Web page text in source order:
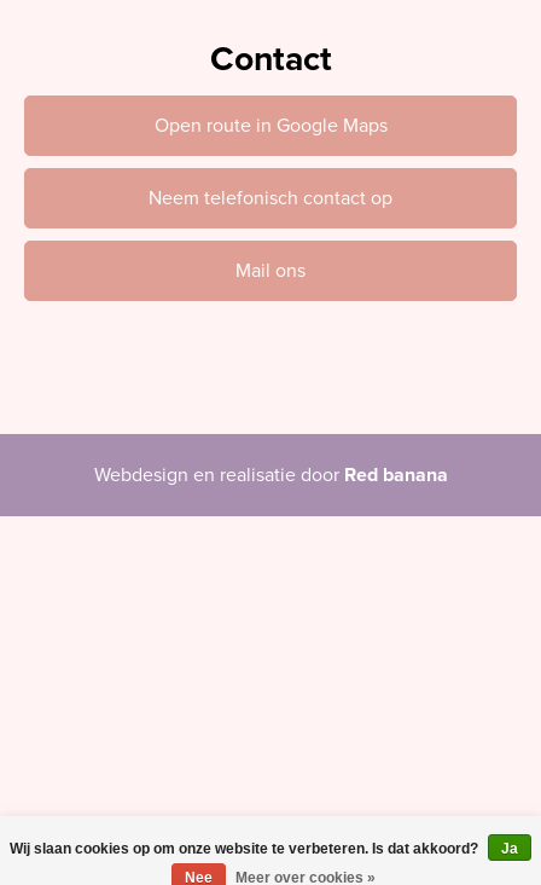
Contact
Open route in Google Maps
Neem telefonisch contact op
Mail ons
Webdesign en realisatie door Red banana
Wij slaan cookies op om onze website te verbeteren. Is dat akkoord?
Ja
Nee
Meer over cookies »